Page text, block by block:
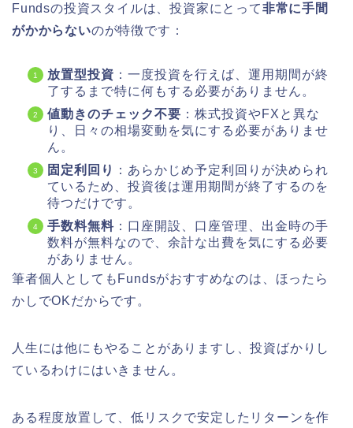
Fundsの投資スタイルは、投資家にとって非常に手間
がかからないのが特徴です：
放置型投資 ：一度投資を行えば、運用期間が終
了するまで特に何もする必要がありません。
値動きのチェック不要 ：株式投資やFXと異な
り、日々の相場変動を気にする必要がありませ
ん。
固定利回り
：あらかじめ予定利回りが決められ
ているため、投資後は運用期間が終了するのを
待つだけです。
手数料無料 ：口座開設、口座管理、出金時の手
数料が無料なので、余計な出費を気にする必要
がありません。
筆者個人としてもFundsがおすすめなのは、ほったら
かしでOKだからです。
人生には他にもやることがありますし、投資ばかりし
ているわけにはいきません。
ある程度放置して、低リスクで安定したリターンを作